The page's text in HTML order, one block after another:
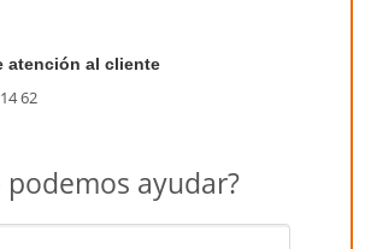
atención al cliente
62
podemos ayudar?